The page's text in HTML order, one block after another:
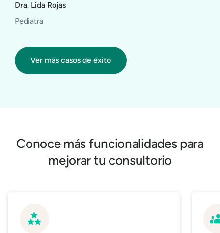
Dra. Lida Rojas
Pediatra
Ver más casos de éxito
Conoce más funcionalidades para
mejorar tu consultorio